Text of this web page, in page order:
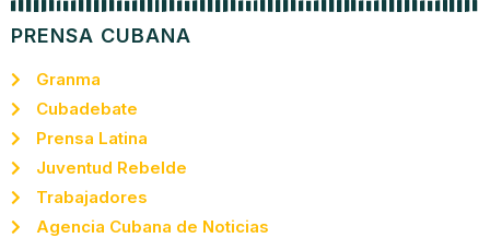
PRENSA CUBANA
Granma
Cubadebate
Prensa Latina
Juventud Rebelde
Trabajadores
Agencia Cubana de Noticias